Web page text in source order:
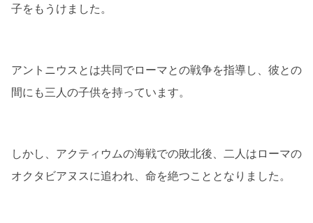
子をもうけました。
アントニウスとは共同でローマとの戦争を指導し、彼との
間にも三人の子供を持っています。
しかし、アクティウムの海戦での敗北後、二人はローマの
オクタビアヌスに追われ、命を絶つこととなりました。